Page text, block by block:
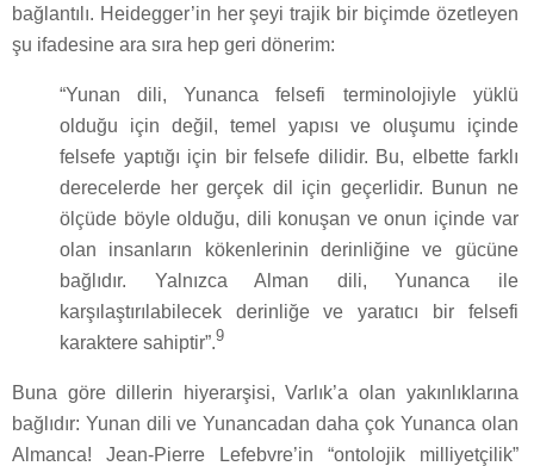
bağlantılı. Heidegger’in her şeyi trajik bir biçimde özetleyen
şu ifadesine ara sıra hep geri dönerim:
“Yunan dili, Yunanca felsefi terminolojiyle yüklü
olduğu için değil, temel yapısı ve oluşumu içinde
felsefe yaptığı için bir felsefe dilidir. Bu, elbette farklı
derecelerde her gerçek dil için geçerlidir. Bunun ne
ölçüde böyle olduğu, dili konuşan ve onun içinde var
olan insanların kökenlerinin derinliğine ve gücüne
bağlıdır. Yalnızca Alman dili, Yunanca ile
karşılaştırılabilecek derinliğe ve yaratıcı bir felsefi
karaktere sahiptir”.9
Buna göre dillerin hiyerarşisi, Varlık’a olan yakınlıklarına
bağlıdır: Yunan dili ve Yunancadan daha çok Yunanca olan
Almanca! Jean-Pierre Lefebvre’in “ontolojik milliyetçilik”